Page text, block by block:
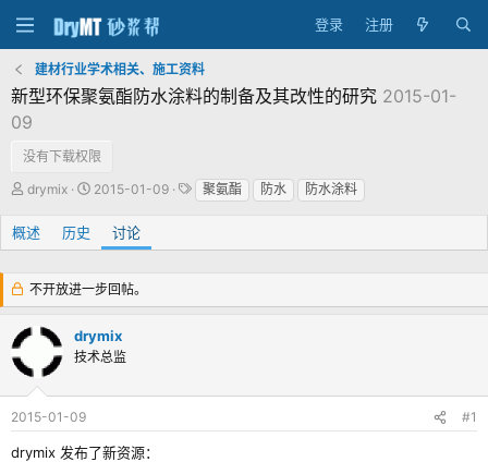
登录 注册
建材行业学术相关、施工资料
新型环保聚氨酯防水涂料的制备及其改性的研究 2015-01-
09
没有下载权限
主
发
起
drymix
发
间
2015-01-09
标
签
聚氨酯 防水 防水涂料
概述 历史 讨论
不开放进一步回帖。
drymix
技术总监
2015-01-09 #1
drymix 发布了新资源：